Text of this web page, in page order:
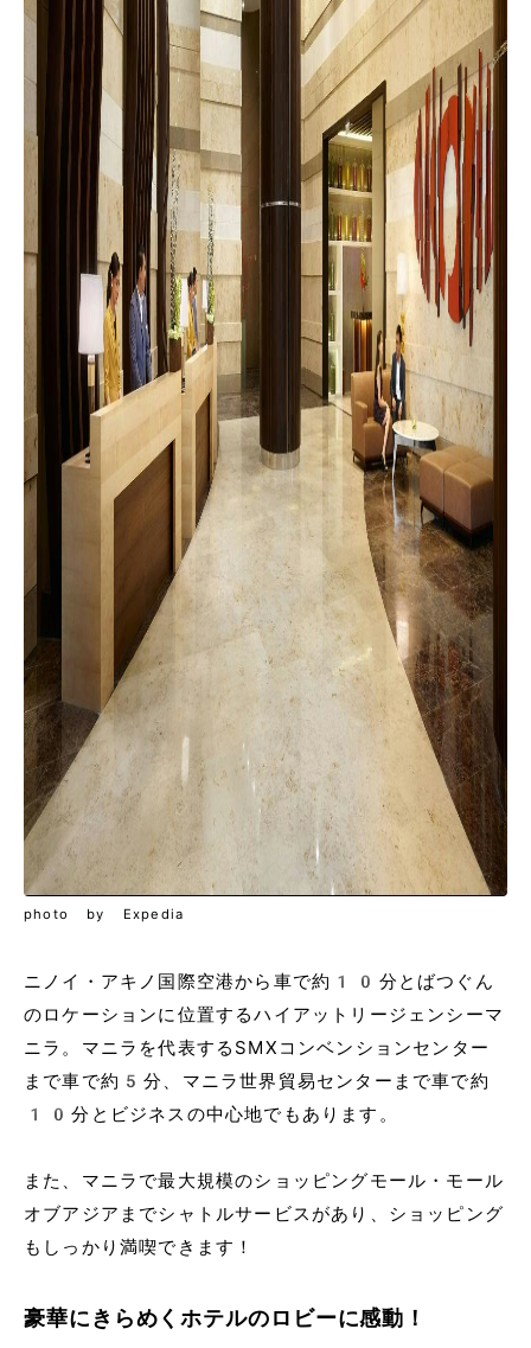
photo by Expedia
ニノイ・アキノ国際空港から車で約10分とばつぐん
のロケーションに位置するハイアットリージェンシーマ
ニラ。マニラを代表するSMXコンベンションセンター
まで車で約5分、マニラ世界貿易センターまで車で約
10分とビジネスの中心地でもあります。
また、マニラで最大規模のショッピングモール・モール
オブアジアまでシャトルサービスがあり、ショッピング
もしっかり満喫できます！
豪華にきらめくホテルのロビーに感動！